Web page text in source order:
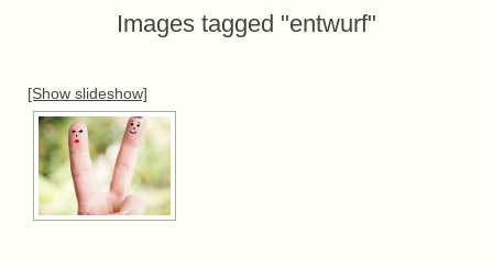
Images tagged "entwurf"
[Show slideshow]